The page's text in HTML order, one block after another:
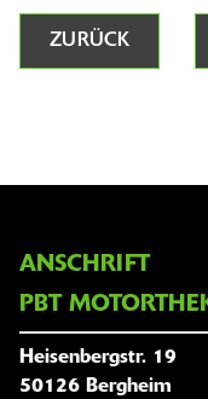
ZURÜCK
ANSCHRIFT
PBT
Heisenbergstr. 19
50126 Bergheim